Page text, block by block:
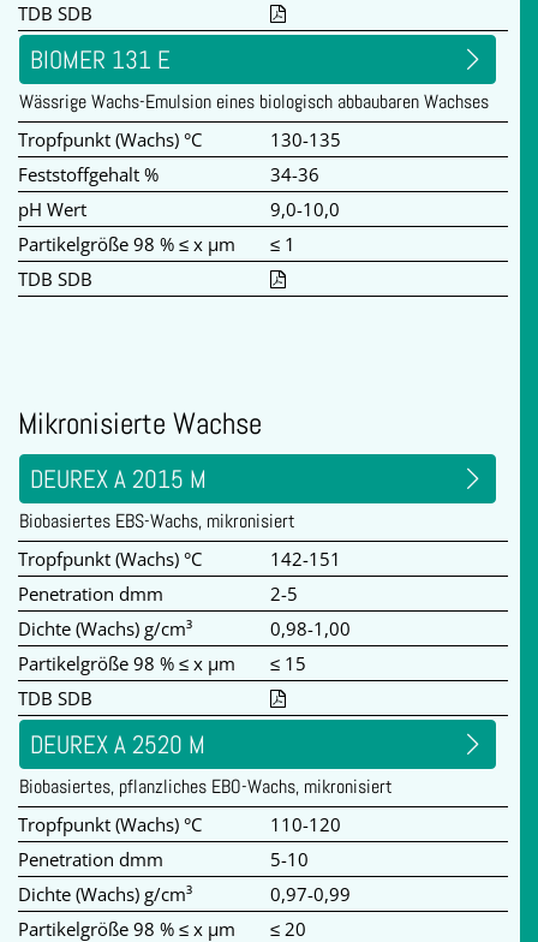
TDB SDB
BIOMER 131 E
Wässrige Wachs-Emulsion eines biologisch abbaubaren Wachses
Tropfpunkt (Wachs) °C
130-135
Feststoffgehalt %
34-36
pH Wert
9,0-10,0
Partikelgröße 98 % ≤ x µm
≤ 1
TDB SDB
Mikronisierte Wachse
DEUREX A 2015 M
Biobasiertes EBS-Wachs, mikronisiert
Tropfpunkt (Wachs) °C
142-151
Penetration dmm
2-5
Dichte (Wachs) g/cm³
0,98-1,00
Partikelgröße 98 % ≤ x µm
≤ 15
TDB SDB
DEUREX A 2520 M
Biobasiertes, pflanzliches EBO-Wachs, mikronisiert
Tropfpunkt (Wachs) °C
110-120
Penetration dmm
5-10
Dichte (Wachs) g/cm³
0,97-0,99
Partikelgröße 98 % ≤ x µm
≤ 20